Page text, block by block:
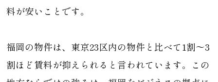
料が安いことです。
福岡の物件は、東京23区内の物件と比べて1割〜3
割ほど賃料が抑えられると言われています。この